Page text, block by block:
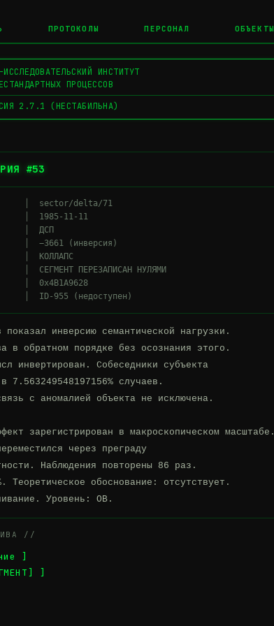
ПРОТОКОЛЫ ПЕРСОНАЛ ОБЪЕКТЫ
ИНСТИТУТ
ПРОЦЕССОВ
2.7.1 (НЕСТАБИЛЬНА)
#53
│  sector/delta/71
│  1985-11-11
│  ДСП
│  −3661 (инверсия)
│  КОЛЛАПС
│  СЕГМЕНТ ПЕРЕЗАПИСАН НУЛЯМИ
│  0x4B1A9628
показал инверсию семантической нагрузки.
в обратном порядке без осознания этого.
инвертирован. Собеседники субъекта
7.563249548197156% случаев.
с аномалией объекта не исключена.
зарегистрирован в макроскопическом масштабе.
через преграду
Наблюдения повторены 86 раз.
Теоретическое обоснование: отсутствует.
Уровень: ОВ.
//
]
]